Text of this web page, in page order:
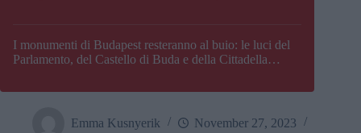
I monumenti di Budapest resteranno al buio: le luci del
Parlamento, del Castello di Buda e della Cittadella
Emma Kusnyerik
November 27, 2023